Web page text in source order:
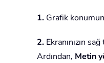
1. Grafik
2. Ekranınızın
Ardından, Metin